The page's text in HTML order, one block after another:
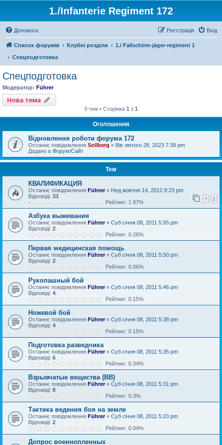
1./Infanterie Regiment 172
Допомога Вхід
Реєстрація
Список форумів Клубні розділи
1./ Fallschirm-jäger-regiment 1
Спецподготовка
Спецподготовка
Модератор: Führer
Нова тема
9 тем • Сторінка 1 з 1
Оголошення
Відновлення роботи форума 172
Останнє повідомлення Sollberg « Вів лютого 28, 2023 7:39 pm
Додано в Форум/Сайт
Тем
КВАЛИФИКАЦИЯ
Останнє повідомлення Führer« Нед жовтня 14, 2012 8:23 pm
Відповіді: 33 1 2
Рейтинг: 1.97%
Азбука выживания
Останнє повідомлення Führer« Суб січня 08, 2011 5:55 pm
Відповіді: 2
Рейтинг: 0.26%
Первая медицинская помощь
Останнє повідомлення Führer« Суб січня 08, 2011 5:50 pm
Відповіді: 2
Рейтинг: 0.06%
Рукопашный бой
Останнє повідомлення Führer« Суб січня 08, 2011 5:46 pm
Відповіді: 4
Рейтинг: 0.15%
Ножевой бой
Останнє повідомлення Führer« Суб січня 08, 2011 5:38 pm
Відповіді: 4
Рейтинг: 0.15%
Подготовка разведчика
Останнє повідомлення Führer« Суб січня 08, 2011 5:35 pm
Відповіді: 6
Рейтинг: 0.34%
Взрывчатые вещества (ВВ)
Останнє повідомлення Führer« Суб січня 08, 2011 5:31 pm
Відповіді: 8
Рейтинг: 0.3%
Тактика ведения боя на земле
Останнє повідомлення Führer« Суб січня 08, 2011 5:23 pm
Відповіді: 2
Рейтинг: 0.04%
Допрос военнопленных